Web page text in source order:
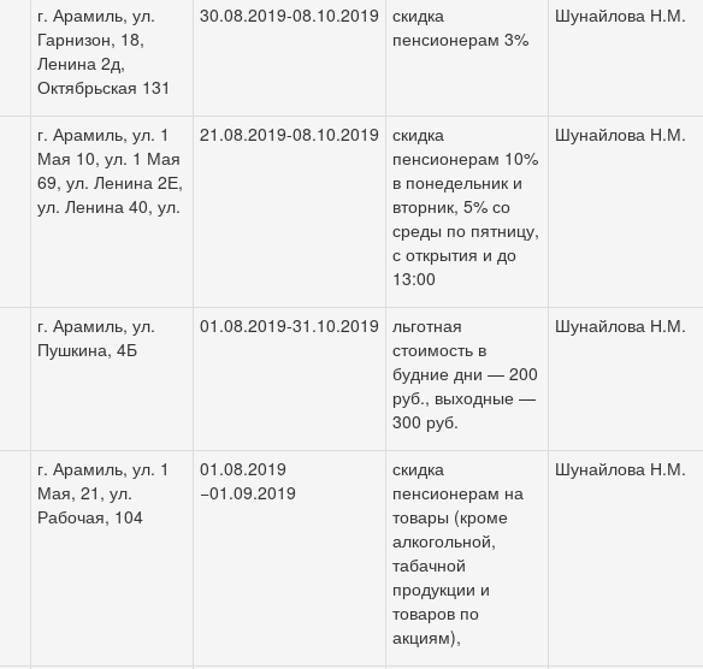
г. Арамиль, ул.
Гарнизон, 18,
Ленина 2д,
Октябрьская 131
30.08.2019-08.10.2019
скидка
пенсионерам 3%
Шунайлова Н.М.
г. Арамиль, ул. 1
Мая 10, ул. 1 Мая
69, ул. Ленина 2Е,
ул. Ленина 40, ул.
21.08.2019-08.10.2019
скидка
пенсионерам 10%
в понедельник и
вторник, 5% со
среды по пятницу,
с открытия и до
13:00
Шунайлова Н.М.
г. Арамиль, ул.
Пушкина, 4Б
01.08.2019-31.10.2019
льготная
стоимость в
будние дни — 200
руб., выходные —
300 руб.
Шунайлова Н.М.
г. Арамиль, ул. 1
Мая, 21, ул.
Рабочая, 104
01.08.2019
−01.09.2019
скидка
пенсионерам на
товары (кроме
алкогольной,
табачной
продукции и
товаров по
акциям),
Шунайлова Н.М.